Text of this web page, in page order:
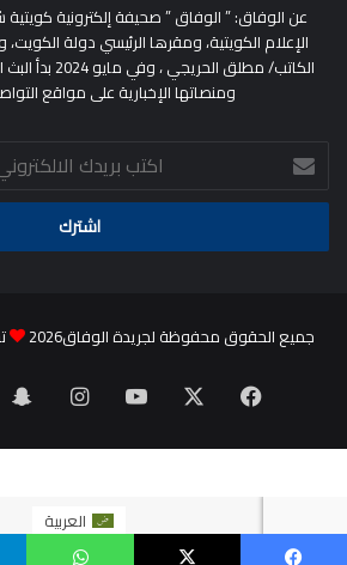
عن الوفاق: ” الوفاق ” صحيفة إلكترونية
الإعلام الكويتية، ومقرها الرئيسي دولة
الكاتب/ مطلق
ومنصاتها الإخبارية على مواقع
اكتب
بريدك
الالكتروني
جميع الحقوق محفوظة لجريدة الوفاق2026
فيسبوك ‫YouTubeانستقرام
العربية